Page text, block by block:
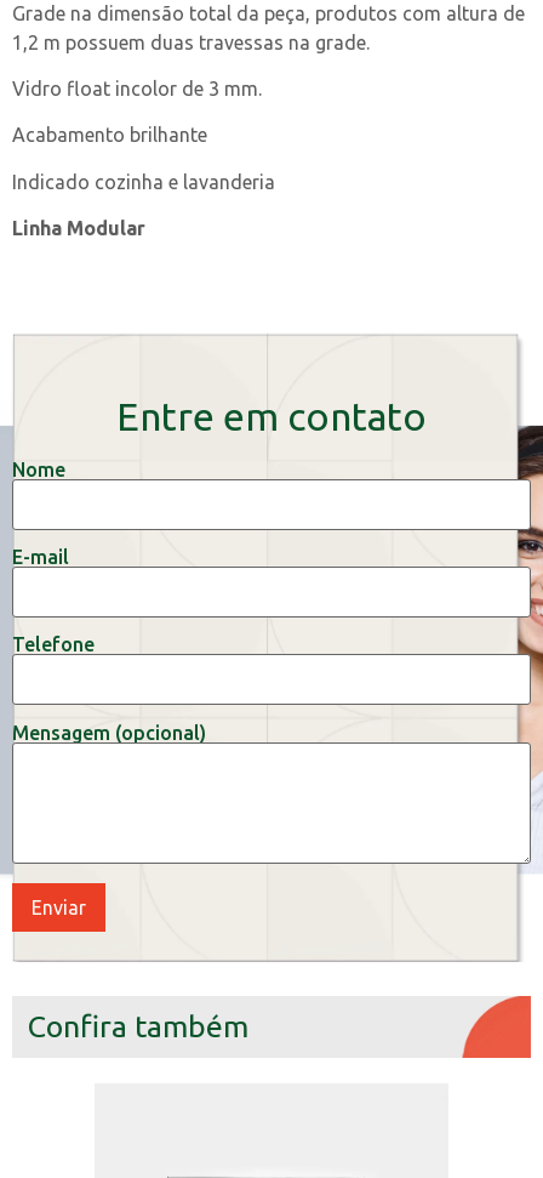
Grade na dimensão total da peça, produtos com altura de
1,2 m possuem duas travessas na grade.
Vidro float incolor de 3 mm.
Acabamento brilhante
Indicado cozinha e lavanderia
Linha Modular
Entre em contato
Nome
E-mail
Telefone
Mensagem (opcional)
Confira também